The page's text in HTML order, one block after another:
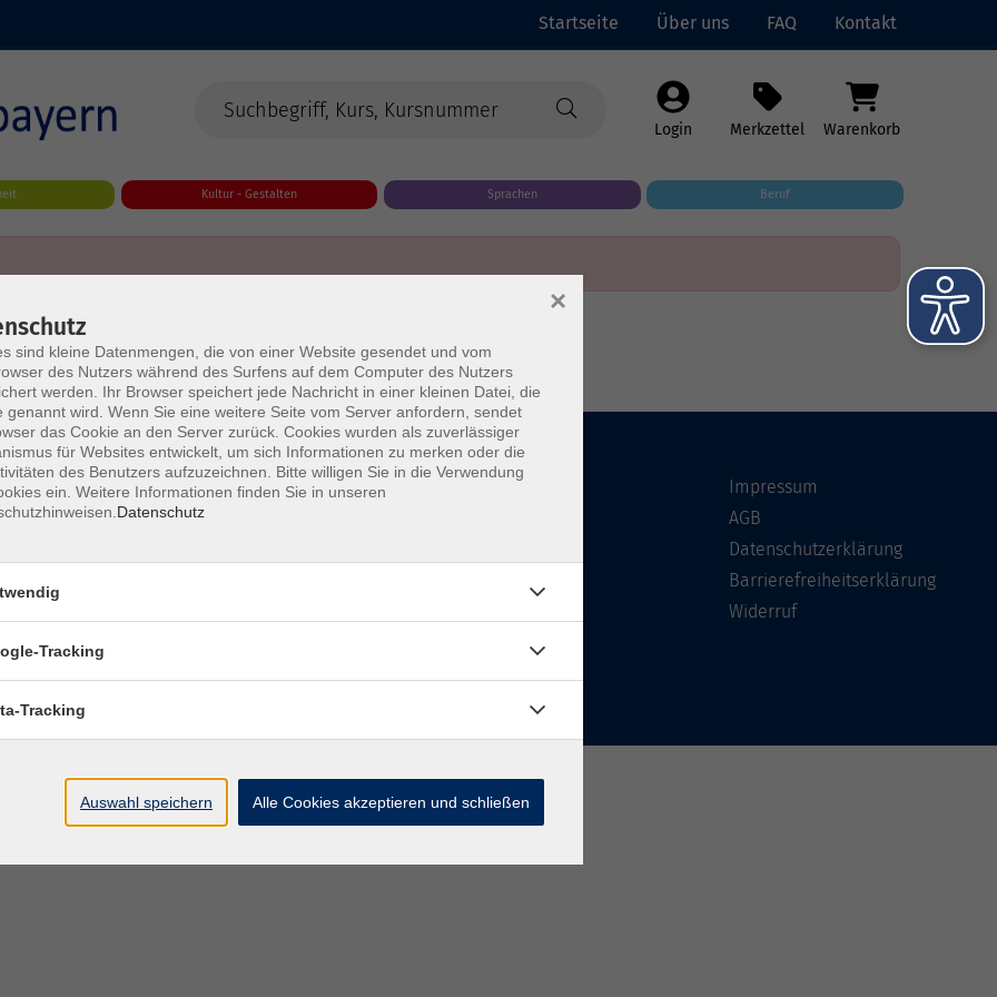
Startseite Über uns FAQ Kontakt
Login Merkzettel Warenkorb
Kultur - Gestalten Sprachen Beruf
Startseite
Impressum
AGB
Datenschutzerklärung
Barrierefreiheitserklärung
Widerruf
sind kleine Datenmengen, die von einer Website gesendet und vom
des Nutzers während des Surfens auf dem Computer des Nutzers
werden. Ihr Browser speichert jede Nachricht in einer kleinen Datei, die
genannt wird. Wenn Sie eine weitere Seite vom Server anfordern, sendet
das Cookie an den Server zurück. Cookies wurden als zuverlässiger
für Websites entwickelt, um sich Informationen zu merken oder die
des Benutzers aufzuzeichnen. Bitte willigen Sie in die Verwendung
ein. Weitere Informationen finden Sie in unseren
Datenschutz
×
Tracking
Tracking
Auswahl speichern Alle Cookies akzeptieren und schließen